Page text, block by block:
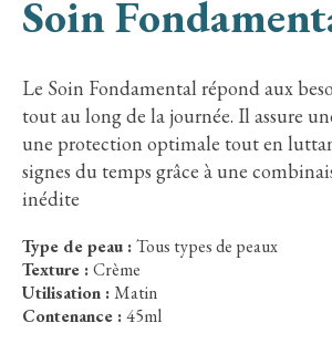
Soin
Le Soin Fondamental répond aux
tout au long de la journée. Il assure
une protection optimale tout en
signes du temps grâce à une
inédite
Type de peau :Tous types de peaux
Texture :Crème
Utilisation :Matin
Contenance :45ml